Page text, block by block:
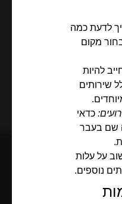
לדעת כמה
מקום
להיות
שירותים
כדאי
שם בעבר
על עלות
נוספים.